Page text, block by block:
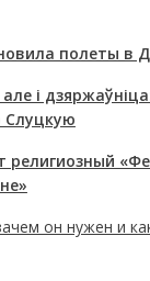
полеты в
але і
Слуцкую
религиозный
он нужен и